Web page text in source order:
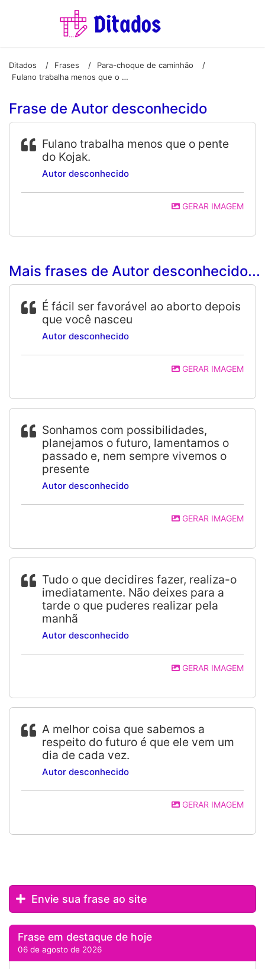
Ditados / Frases / Para-choque de caminhão
/
Fulano trabalha menos que o pente do Kojak.
Frase de Autor desconhecido
Fulano trabalha menos que o pente
do Kojak.
Autor desconhecido
GERAR IMAGEM
Mais frases de Autor desconhecido...
É fácil ser favorável ao aborto depois
que você nasceu
Autor desconhecido
GERAR IMAGEM
Sonhamos com possibilidades,
planejamos o futuro, lamentamos o
passado e, nem sempre vivemos o
presente
Autor desconhecido
GERAR IMAGEM
Tudo o que decidires fazer, realiza-o
imediatamente. Não deixes para a
tarde o que puderes realizar pela
manhã
Autor desconhecido
GERAR IMAGEM
A melhor coisa que sabemos a
respeito do futuro é que ele vem um
dia de cada vez.
Autor desconhecido
GERAR IMAGEM
Envie sua frase ao site
Frase em destaque de hoje
06 de agosto de 2026